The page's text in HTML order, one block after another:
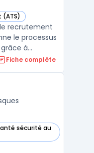
recrutement
le processus
à
artificielle
efficace.
Fiche complète
sécurité au